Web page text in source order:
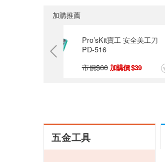
加購推薦
Pro’sKit寶工 安全美工刀
PD-516
市價$60 39
五金工具